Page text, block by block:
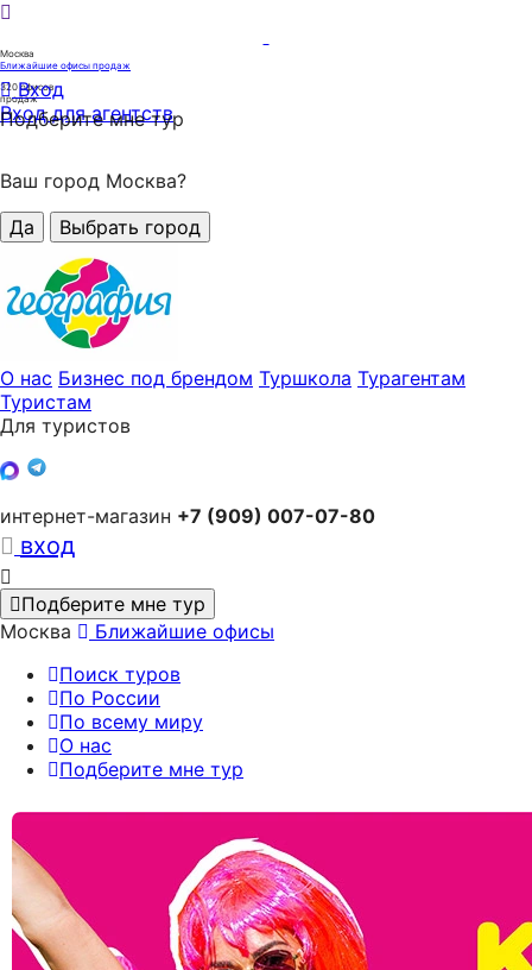
Москва
Ближайшие офисы продаж
320офисов
продаж
Вход
Вход для агентств
Подберите мне тур
Ваш город Москва?
Да
Выбрать город
О нас Бизнес под брендом Туршкола Турагентам
Туристам
Для туристов
интернет-магазин +7 (909) 007-07-80
вход
Подберите мне тур
Москва
Ближайшие офисы
Поиск туров
По России
По всему миру
О нас
Подберите мне тур